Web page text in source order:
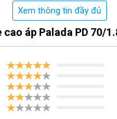
cùng lưu lượng nước khi
trở nên dễ dàng, nhanh
chỉnh tia nước phù hợp
Xem thông tin đầy đủ
áp Palada PD 70/